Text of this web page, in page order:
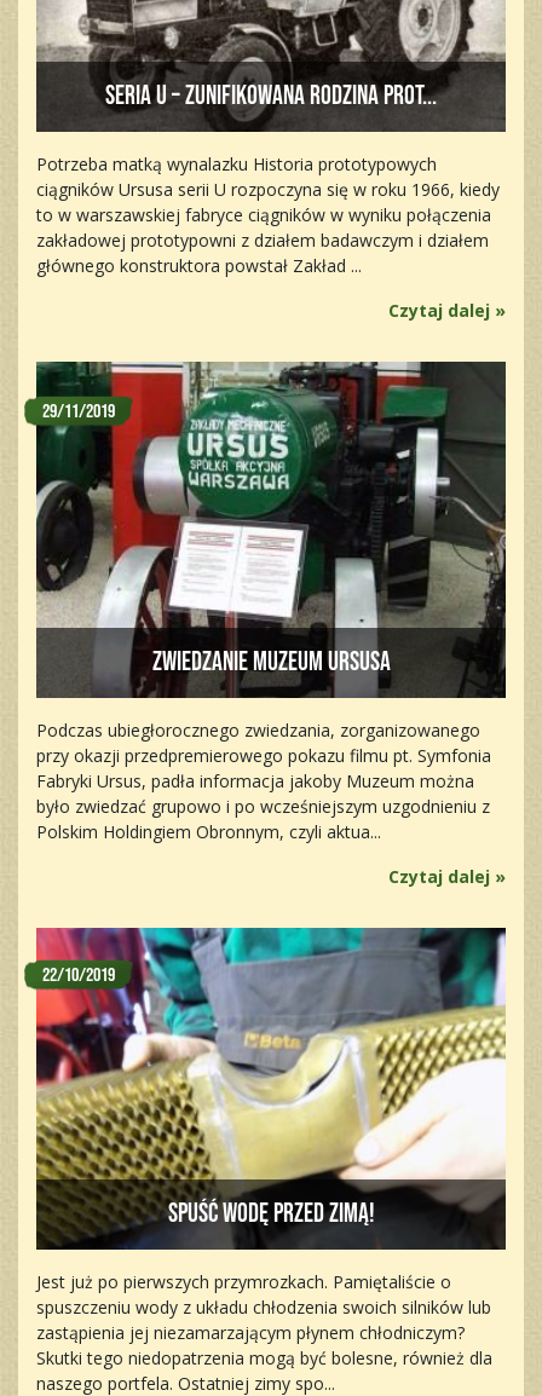
Seria U – zunifikowana rodzina prot...
Potrzeba matką wynalazku Historia prototypowych
ciągników Ursusa serii U rozpoczyna się w roku 1966, kiedy
to w warszawskiej fabryce ciągników w wyniku połączenia
zakładowej prototypowni z działem badawczym i działem
głównego konstruktora powstał Zakład ...
Czytaj dalej »
Zwiedzanie Muzeum Ursusa
29/11/2019
Podczas ubiegłorocznego zwiedzania, zorganizowanego
przy okazji przedpremierowego pokazu filmu pt. Symfonia
Fabryki Ursus, padła informacja jakoby Muzeum można
było zwiedzać grupowo i po wcześniejszym uzgodnieniu z
Polskim Holdingiem Obronnym, czyli aktua...
Czytaj dalej »
Spuść wodę przed zimą!
22/10/2019
Jest już po pierwszych przymrozkach. Pamiętaliście o
spuszczeniu wody z układu chłodzenia swoich silników lub
zastąpienia jej niezamarzającym płynem chłodniczym?
Skutki tego niedopatrzenia mogą być bolesne, również dla
naszego portfela. Ostatniej zimy spo...